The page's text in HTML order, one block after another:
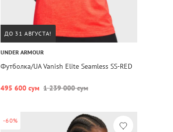
ДО 31 АВГУСТА!
UNDER ARMOUR
Футболка/UA Vanish Elite Seamless SS-RED
495 600 сум 1 239 000 сум
-60%